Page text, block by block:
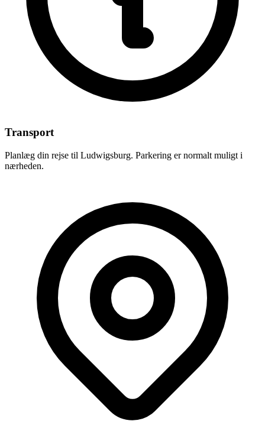
Transport
Planlæg din rejse til Ludwigsburg. Parkering er normalt muligt i
nærheden.